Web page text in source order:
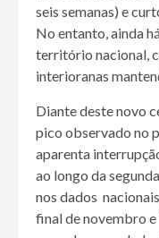
seis semanas) e
No entanto, ainda
território nacional,
interioranas
Diante deste novo
pico observado no
aparenta
ao longo da
nos dados
final de novembro